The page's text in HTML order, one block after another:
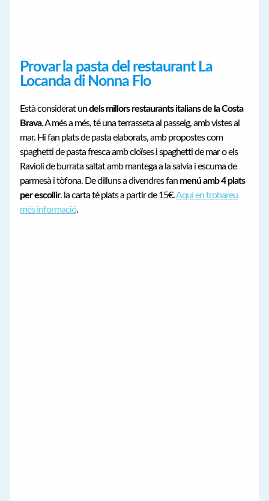
Provar la pasta del restaurant La
Locanda di Nonna Flo
Està considerat un dels millors restaurants italians de la Costa
Brava. A més a més, té una terrasseta al passeig, amb vistes al
mar. Hi fan plats de pasta elaborats, amb propostes com
spaghetti de pasta fresca amb cloïses i spaghetti de mar o els
Ravioli de burrata saltat amb mantega a la salvia i escuma de
parmesà i tòfona. De dilluns a divendres fan menú amb 4 plats
per escollir. la carta té plats a partir de 15€.Aquí en trobareu
més informació.